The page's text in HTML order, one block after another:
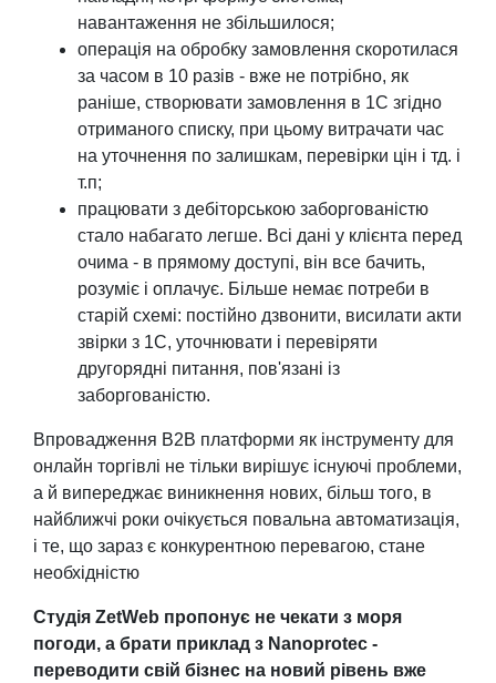
навантаження не збільшилося;
операція на обробку замовлення скоротилася
за часом в 10 разів - вже не потрібно, як
раніше, створювати замовлення в 1С згідно
отриманого списку, при цьому витрачати час
на уточнення по залишкам, перевірки цін і тд. і
т.п;
працювати з дебіторською заборгованістю
стало набагато легше. Всі дані у клієнта перед
очима - в прямому доступі, він все бачить,
розуміє і оплачує. Більше немає потреби в
старій схемі: постійно дзвонити, висилати акти
звірки з 1С, уточнювати і перевіряти
другорядні питання, пов'язані із
заборгованістю.
Впровадження B2B платформи як інструменту для
онлайн торгівлі не тільки вирішує існуючі проблеми,
а й випереджає виникнення нових, більш того, в
найближчі роки очікується повальна автоматизація,
і те, що зараз є конкурентною перевагою, стане
необхідністю
Студія ZetWeb пропонує не чекати з моря
погоди, а брати приклад з Nanoprotec -
переводити свій бізнес на новий рівень вже